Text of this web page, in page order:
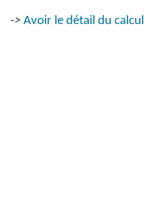
-> Avoir le détail du calcul